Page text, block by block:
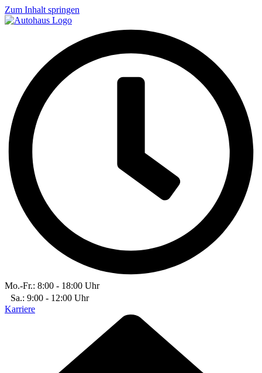
Zum Inhalt springen
Mo.-Fr.: 8:00 - 18:00 Uhr
Sa.: 9:00 - 12:00 Uhr
Karriere